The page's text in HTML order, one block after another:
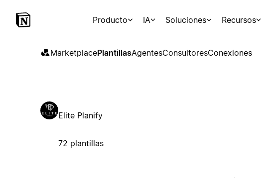
Producto IA Soluciones Recursos
MarketplacePlantillasAgentesConsultoresConexiones
Elite Planify
72 plantillas